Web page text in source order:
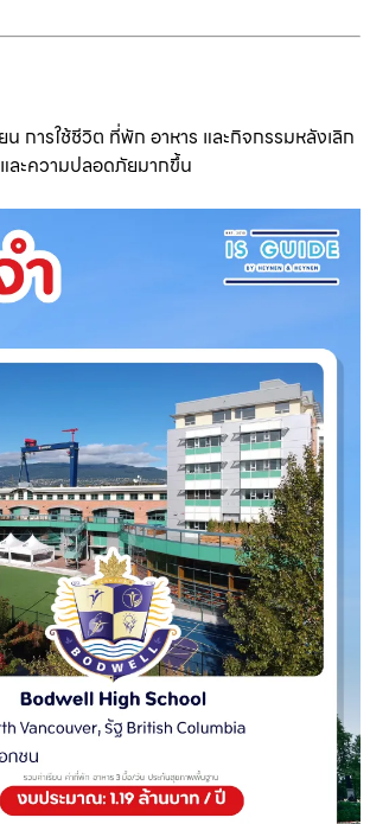
น การใช้ชีวิต ที่พัก อาหาร และกิจกรรมหลังเลิก
ละความปลอดภัยมากขึ้น